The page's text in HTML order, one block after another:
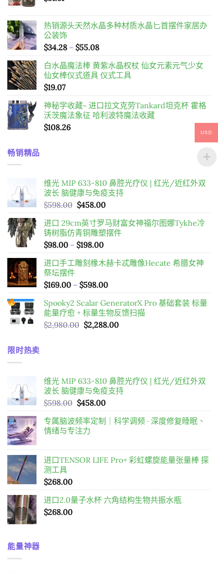
热销源头天然水晶多种材质水晶匕首摆件家居办
公装饰
$34.28 – $55.08價
範
圍：
$55.08
白水晶魔法棒 黄紫水晶权杖 仙女元素元气少女
仙女棒仪式道具 仪式工具
$19.07
神秘学收藏~ 进口拉文克劳Tankard坦克杯 霍格
沃茨魔法象征 哈利波特魔法收藏
$108.26
畅销精品
维光 MIP 633-810 鼻腔光疗仪 | 红光/近红外双
波长 脑健康与免疫支持
$598.00 原
價
格：
$598.00。
$458.00目
價
格：
进口 29cm英寸罗马财富女神福尔图娜Tykhe冷
铸树脂仿青铜雕塑摆件
$98.00 – $198.00價
範
$98.00
$198.00
进口手工雕刻橡木赫卡忒雕像Hecate 希腊女神
祭坛摆件
$169.00 – $598.00價
範
圍：
$169.00
Spooky2 Scalar GeneratorX Pro 基础套装 标量
能量疗愈 + 标量生物反馈扫描
$2,980.00 原
$2,288.00目
限时热卖
维光 MIP 633-810 鼻腔光疗仪 | 红光/近红外双
波长 脑健康与免疫支持
$598.00 原
價
格：
$458.00目
價
专属脑波频率定制｜科学调频 · 深度修复睡眠、
情绪与专注力
进口TENSOR LIFE Pro+ 彩虹螺旋能量张量棒 探
测工具
$268.00
进口2.0量子水杯 六角结构生物共振水瓶
$268.00
能量神器
USD